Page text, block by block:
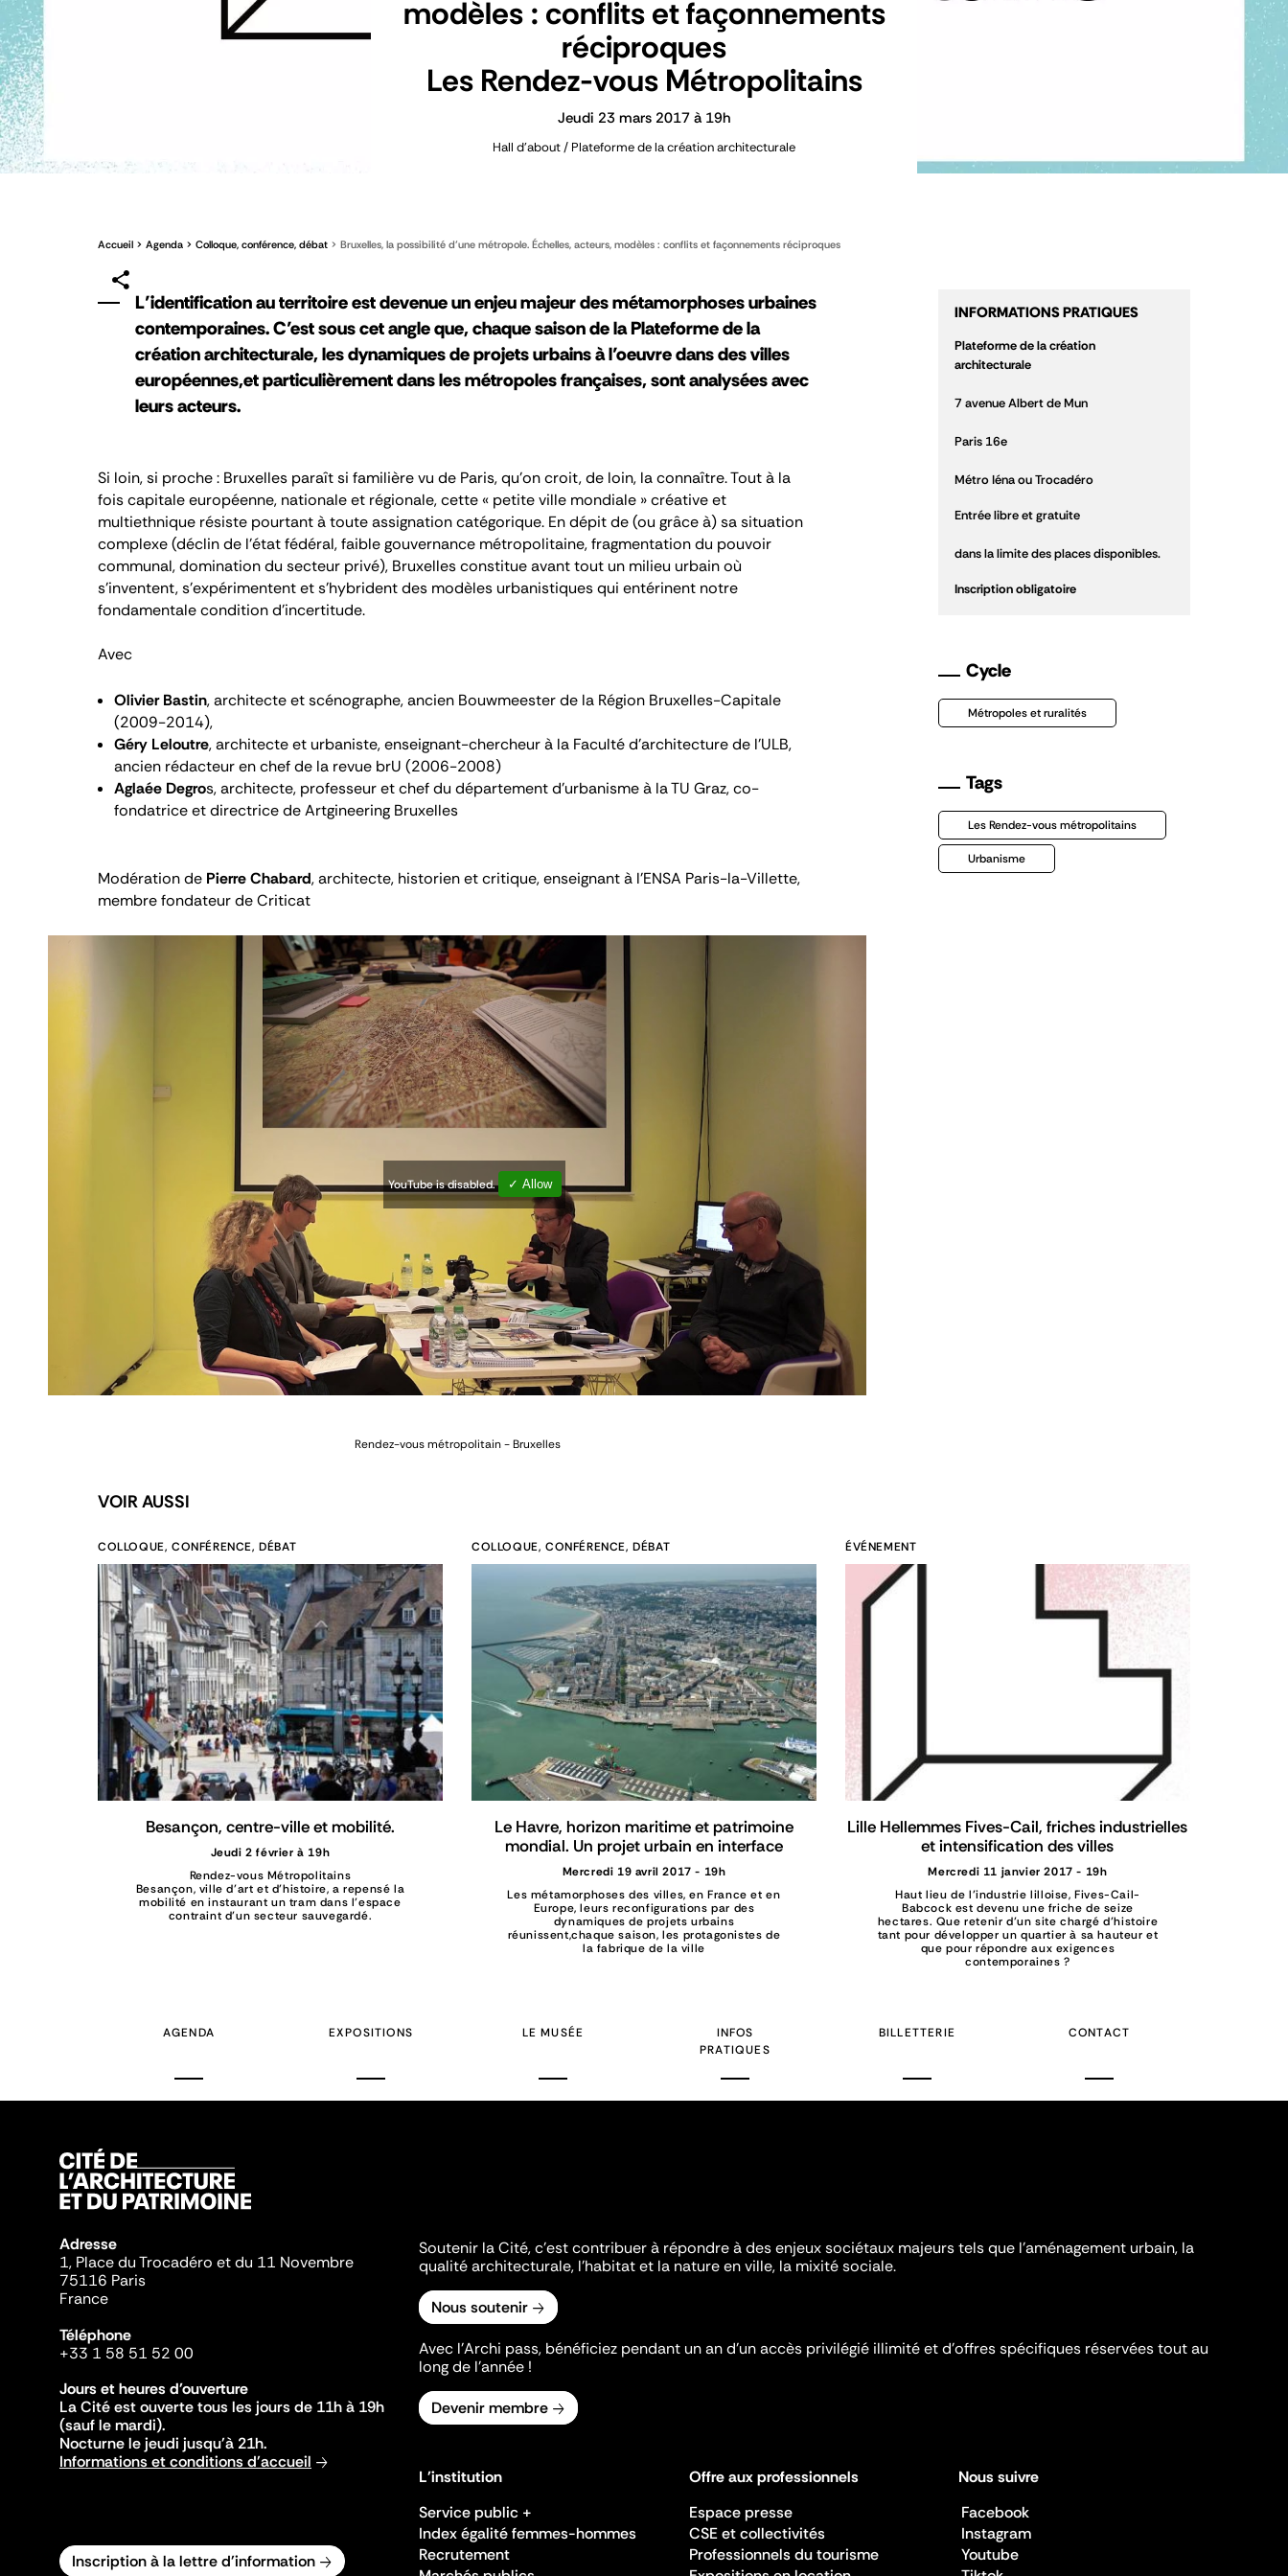
modèles : conflits et façonnements
réciproques
Les Rendez-vous Métropolitains
Jeudi 23 mars 2017 à 19h
Hall d'about / Plateforme de la création architecturale
Accueil Agenda Colloque, conférence, débat Bruxelles, la possibilité d’une métropole. Échelles, acteurs, modèles : conflits et façonnements réciproques
L’identification au territoire est devenue un enjeu majeur des métamorphoses urbaines
contemporaines. C’est sous cet angle que, chaque saison de la Plateforme de la
création architecturale, les dynamiques de projets urbains à l’oeuvre dans des villes
européennes,et particulièrement dans les métropoles françaises, sont analysées avec
leurs acteurs.
Si loin, si proche : Bruxelles paraît si familière vu de Paris, qu’on croit, de loin, la connaître. Tout à la
fois capitale européenne, nationale et régionale, cette « petite ville mondiale » créative et
multiethnique résiste pourtant à toute assignation catégorique. En dépit de (ou grâce à) sa situation
complexe (déclin de l’état fédéral, faible gouvernance métropolitaine, fragmentation du pouvoir
communal, domination du secteur privé), Bruxelles constitue avant tout un milieu urbain où
s’inventent, s’expérimentent et s’hybrident des modèles urbanistiques qui entérinent notre
fondamentale condition d’incertitude.
Avec
Olivier Bastin, architecte et scénographe, ancien Bouwmeester de la Région Bruxelles-Capitale
(2009-2014),
Géry Leloutre, architecte et urbaniste, enseignant-chercheur à la Faculté d’architecture de l’ULB,
ancien rédacteur en chef de la revue brU (2006-2008)
Aglaée Degros, architecte, professeur et chef du département d’urbanisme à la TU Graz, co-
fondatrice et directrice de Artgineering Bruxelles
Modération de Pierre Chabard, architecte, historien et critique, enseignant à l'ENSA Paris-la-Villette,
membre fondateur deCriticat
YouTube is disabled. ✓ Allow
Rendez-vous métropolitain - Bruxelles
INFORMATIONS PRATIQUES
Plateforme de la création
architecturale
7 avenue Albert de Mun
Paris 16e
Métro Iéna ou Trocadéro
Entrée libre et gratuite
dans la limite des places disponibles.
Inscription obligatoire
Cycle
Métropoles et ruralités
Tags
Les Rendez-vous métropolitains
Urbanisme
VOIR AUSSI
COLLOQUE, CONFÉRENCE, DÉBAT
Besançon, centre-ville et mobilité.
Jeudi 2 février à 19h
Rendez-vous Métropolitains
Besançon, ville d’art et d’histoire, a repensé la
mobilité en instaurant un tram dans l’espace
contraint d’un secteur sauvegardé.
COLLOQUE, CONFÉRENCE, DÉBAT
Le Havre, horizon maritime et patrimoine
mondial. Un projet urbain en interface
Mercredi 19 avril 2017 - 19h
Les métamorphoses des villes, en France et en
Europe, leurs reconfigurations par des
dynamiques de projets urbains
réunissent,chaque saison, les protagonistes de
la fabrique de la ville
ÉVÉNEMENT
Lille Hellemmes Fives-Cail, friches industrielles
et intensification des villes
Mercredi 11 janvier 2017 - 19h
Haut lieu de l’industrie lilloise, Fives-Cail-
Babcock est devenu une friche de seize
hectares. Que retenir d’un site chargé d’histoire
tant pour développer un quartier à sa hauteur et
que pour répondre aux exigences
contemporaines ?
AGENDA EXPOSITIONS LE MUSÉE
INFOS
PRATIQUES
BILLETTERIE CONTACT
Adresse
1, Place du Trocadéro et du 11 Novembre
75116 Paris
France
Téléphone
+33 1 58 51 52 00
Jours et heures d'ouverture
La Cité est ouverte tous les jours de 11h à 19h
(sauf le mardi).
Nocturne le jeudi jusqu'à 21h.
Informations et conditions d'accueil
Inscription à la lettre d'information
Soutenir la Cité, c'est contribuer à répondre à des enjeux sociétaux majeurs tels que l'aménagement urbain, la
qualité architecturale, l'habitat et la nature en ville, la mixité sociale.
Nous soutenir
Avec l’Archi pass, bénéficiez pendant un an d’un accès privilégié illimité et d’offres spécifiques réservées tout au
long de l’année !
Devenir membre
L'institution
Service public +
Index égalité femmes-hommes
Recrutement
Offre aux professionnels
Espace presse
CSE et collectivités
Professionnels du tourisme
Nous suivre
Facebook
Instagram
Youtube